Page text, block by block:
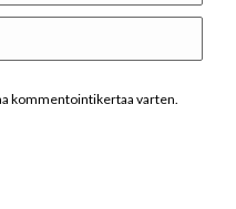
kommentointikertaa varten.